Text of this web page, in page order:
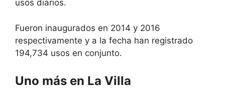
usos diarios.
Fueron inaugurados en 2014 y 2016
respectivamente y a la fecha han registrado
194,734 usos en conjunto.
Uno más en La Villa